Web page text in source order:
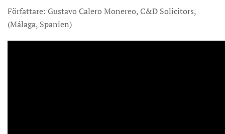
Författare: Gustavo Calero Monereo, C&D Solicitors,
(Málaga, Spanien)